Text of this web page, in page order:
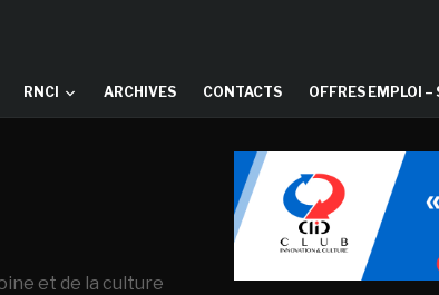
RNCI ARCHIVES CONTACTS OFFRES EMPLOI –
et de la culture